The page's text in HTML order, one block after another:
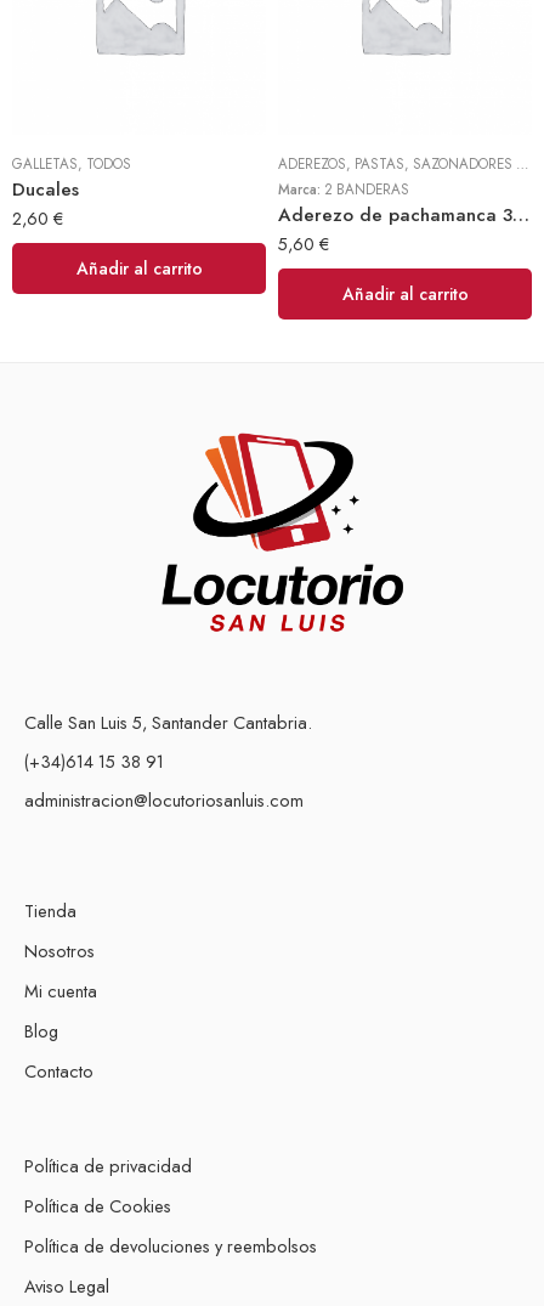
GALLETAS, TODOS
Ducales
2,60 €
Añadir al carrito
ADEREZOS, PASTAS, SAZONADORES Y CONDIMENTOS
Marca: 2 BANDERAS
Aderezo de pachamanca 300gr (2 Banderas)
5,60 €
Añadir al carrito
Calle San Luis 5, Santander Cantabria.
(+34)614 15 38 91
administracion@locutoriosanluis.com
Tienda
Nosotros
Mi cuenta
Blog
Contacto
Política de privacidad
Política de Cookies
Política de devoluciones y reembolsos
Aviso Legal